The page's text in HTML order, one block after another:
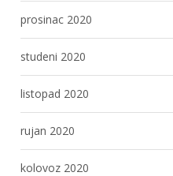
prosinac 2020
studeni 2020
listopad 2020
rujan 2020
kolovoz 2020